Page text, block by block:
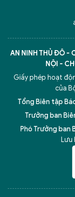
AN NINH THỦ ĐÔ -
NỘI -
Giấy phép hoạt
của
Tổng Biên tập
Trưởng ban
Phó Trưởng ban
Lưu
5 điểm nghẽn